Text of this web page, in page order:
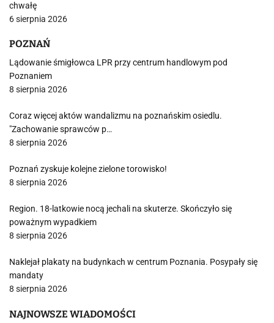
chwałę
6 sierpnia 2026
POZNAŃ
Lądowanie śmigłowca LPR przy centrum handlowym pod
Poznaniem
8 sierpnia 2026
Coraz więcej aktów wandalizmu na poznańskim osiedlu.
"Zachowanie sprawców p…
8 sierpnia 2026
Poznań zyskuje kolejne zielone torowisko!
8 sierpnia 2026
Region. 18-latkowie nocą jechali na skuterze. Skończyło się
poważnym wypadkiem
8 sierpnia 2026
Naklejał plakaty na budynkach w centrum Poznania. Posypały się
mandaty
8 sierpnia 2026
NAJNOWSZE WIADOMOŚCI